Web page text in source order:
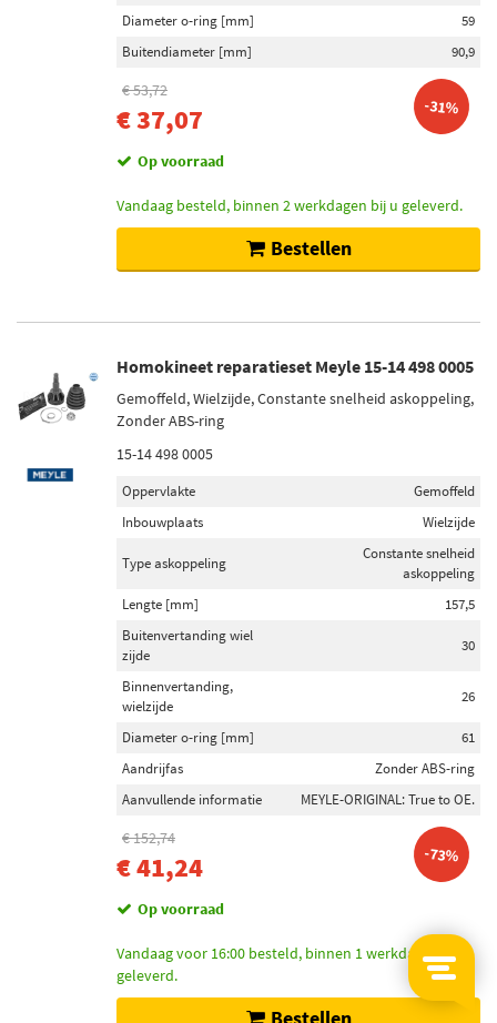
Diameter o-ring [mm]
59
Buitendiameter [mm]
90,9
€ 53,72
€ 37,07 -31%
Op voorraad
Vandaag besteld, binnen 2 werkdagen bij u geleverd.
Bestellen
Homokineet reparatieset Meyle 15-14 498 0005
Gemoffeld, Wielzijde, Constante snelheid askoppeling,
Zonder ABS-ring
15-14 498 0005
Oppervlakte
Gemoffeld
Inbouwplaats
Wielzijde
Type askoppeling
Constante snelheid
askoppeling
Lengte [mm]
157,5
Buitenvertanding wiel
zijde
30
Binnenvertanding,
wielzijde
26
Diameter o-ring [mm]
61
Aandrijfas
Zonder ABS-ring
Aanvullende informatie
MEYLE-ORIGINAL: True to OE.
€ 152,74
€ 41,24 -73%
Op voorraad
Vandaag voor 16:00 besteld, binnen 1 werkdag bij u
geleverd.